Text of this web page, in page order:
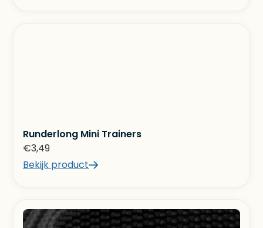
Runderlong Mini Trainers
€3,49
Bekijk product